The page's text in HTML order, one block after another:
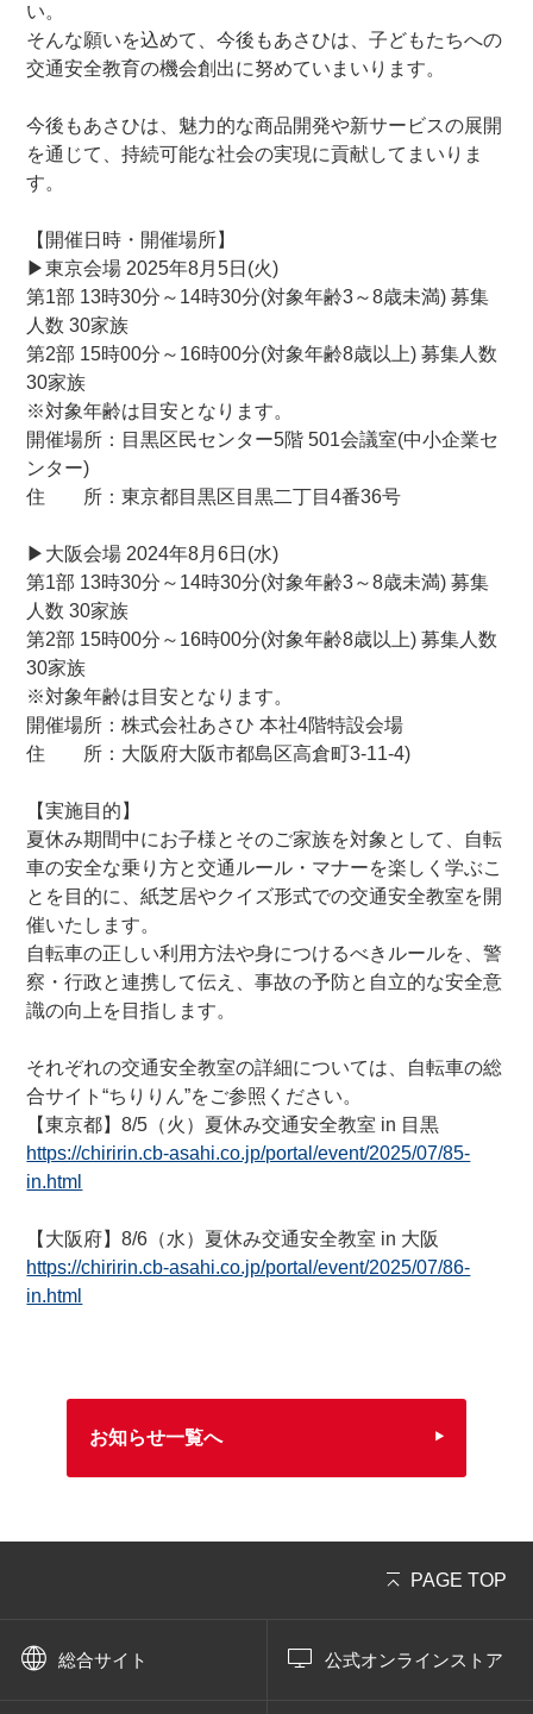
サイクルポーター出張修理・お届けサービス
おすすめ自転車保険
早便サービス（最短翌日出荷）
パーツ3980円以上お買い上げで送料無料
サイクルベースあさひ公式アプリ
ネットで注文、お店で受取り
アウトレット
自転車修理工賃
サイクルパートナー
安心・安全 あさひの自転車点検サービス
ネット通販サイトと店舗の違いをご紹介
店舗について
店舗検索
お知らせ
お知らせ一覧
い。
そんな願いを込めて、今後もあさひは、子どもたちへの
交通安全教育の機会創出に努めていまいります。
今後もあさひは、魅力的な商品開発や新サービスの展開
を通じて、持続可能な社会の実現に貢献してまいりま
す。
【開催日時・開催場所】
▶東京会場 2025年8月5日(火)
第1部 13時30分～14時30分(対象年齢3～8歳未満) 募集
人数 30家族
第2部 15時00分～16時00分(対象年齢8歳以上) 募集人数
30家族
※対象年齢は目安となります。
開催場所：目黒区民センター5階 501会議室(中小企業セ
ンター)
住 所：東京都目黒区目黒二丁目4番36号
▶大阪会場 2024年8月6日(水)
第1部 13時30分～14時30分(対象年齢3～8歳未満) 募集
人数 30家族
第2部 15時00分～16時00分(対象年齢8歳以上) 募集人数
30家族
※対象年齢は目安となります。
開催場所：株式会社あさひ 本社4階特設会場
住 所：大阪府大阪市都島区高倉町3-11-4)
【実施目的】
夏休み期間中にお子様とそのご家族を対象として、自転
車の安全な乗り方と交通ルール・マナーを楽しく学ぶこ
とを目的に、紙芝居やクイズ形式での交通安全教室を開
催いたします。
自転車の正しい利用方法や身につけるべきルールを、警
察・行政と連携して伝え、事故の予防と自立的な安全意
識の向上を目指します。
それぞれの交通安全教室の詳細については、自転車の総
合サイト“ちりりん”をご参照ください。
【東京都】8/5（火）夏休み交通安全教室 in 目黒
https://chiririn.cb-asahi.co.jp/portal/event/2025/07/85-
in.html
【大阪府】8/6（水）夏休み交通安全教室 in 大阪
https://chiririn.cb-asahi.co.jp/portal/event/2025/07/86-
in.html
お知らせ一覧へ
PAGE TOP
総合サイト 公式オンラインストア